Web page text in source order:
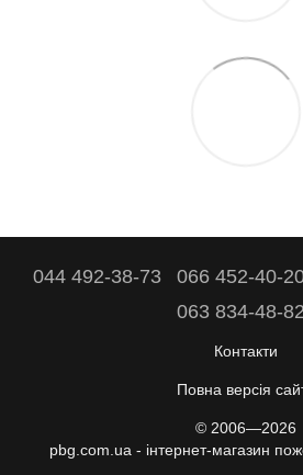
044 492-38-73 066 452-40-
063 834-48-82
Контакти
Повна версія
© 2006—2026
pbg.com.ua - інтернет-магазин